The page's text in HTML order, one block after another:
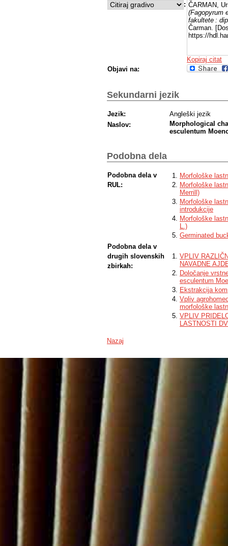
: ČARMAN,
(Fagopyrum
fakultete :
Čarman.
https://
Kopiraj citat
Objavi na:
Sekundarni jezik
Jezik:
Angleški jezik
Naslov:
Morphological
esculentum
Podobna dela
Podobna dela v
RUL:
Morfološke
Morfološke
Merrill)
Morfološke
introdukcije
Morfološke
L.)
Germinated
Podobna dela v
drugih slovenskih
zbirkah:
VPLIV
NAVADNE
Določanje
esculentum
Ekstrakcija
Vpliv
morfološke
VPLIV
LASTNOSTI
Nazaj